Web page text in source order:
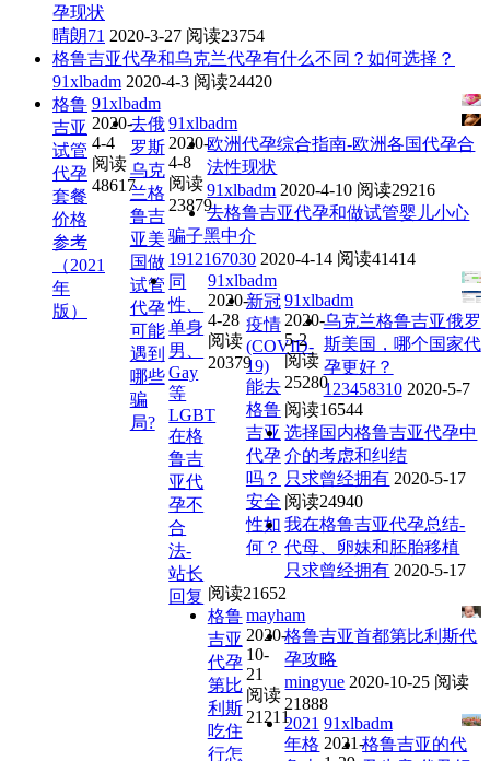
孕现状
晴朗71 2020-3-27 阅读23754
格鲁吉亚代孕和乌克兰代孕有什么不同？如何选择？
91xlbadm 2020-4-3 阅读24420
格鲁
吉亚
试管
代孕
套餐
价格
参考
（2021
年
版）
91xlbadm
2020-
4-4
阅读
48617
去俄
罗斯
乌克
兰格
鲁吉
亚美
国做
试管
代孕
可能
遇到
哪些
骗
局?
91xlbadm
2020-
4-8
阅读
23879
欧洲代孕综合指南-欧洲各国代孕合
法性现状
91xlbadm 2020-4-10 阅读29216
去格鲁吉亚代孕和做试管婴儿小心
骗子黑中介
1912167030 2020-4-14 阅读41414
同
性、
单身
男、
Gay
等
LGBT
在格
鲁吉
亚代
孕不
合
法-
站长
回复
91xlbadm
2020-
4-28
阅读
20379
新冠
疫情
(COVID-
19)
能去
格鲁
吉亚
代孕
吗？
安全
性如
何？
91xlbadm
2020-
5-2
阅读
25280
乌克兰格鲁吉亚俄罗
斯美国，哪个国家代
孕更好？
123458310 2020-5-7
阅读16544
选择国内格鲁吉亚代孕中
介的考虑和纠结
只求曾经拥有 2020-5-17
阅读24940
我在格鲁吉亚代孕总结-
代母、卵妹和胚胎移植
只求曾经拥有 2020-5-17
阅读21652
格鲁
吉亚
代孕
第比
利斯
吃住
行怎
mayham
2020-
10-
21
阅读
21211
格鲁吉亚首都第比利斯代
孕攻略
mingyue 2020-10-25 阅读
21888
2021
年格
91xlbadm
2021-格鲁吉亚的代